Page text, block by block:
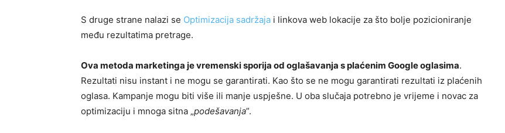
S druge strane nalazi se Optimizacija sadržaja i linkova web lokacije za što bolje pozicioniranje
među rezultatima pretrage.
Ova metoda marketinga je vremenski sporija od oglašavanja s plaćenim Google oglasima.
Rezultati nisu instant i ne mogu se garantirati. Kao što se ne mogu garantirati rezultati iz plaćenih
oglasa. Kampanje mogu biti više ili manje uspješne. U oba slučaja potrebno je vrijeme i novac za
optimizaciju i mnoga sitna „podešavanja”.